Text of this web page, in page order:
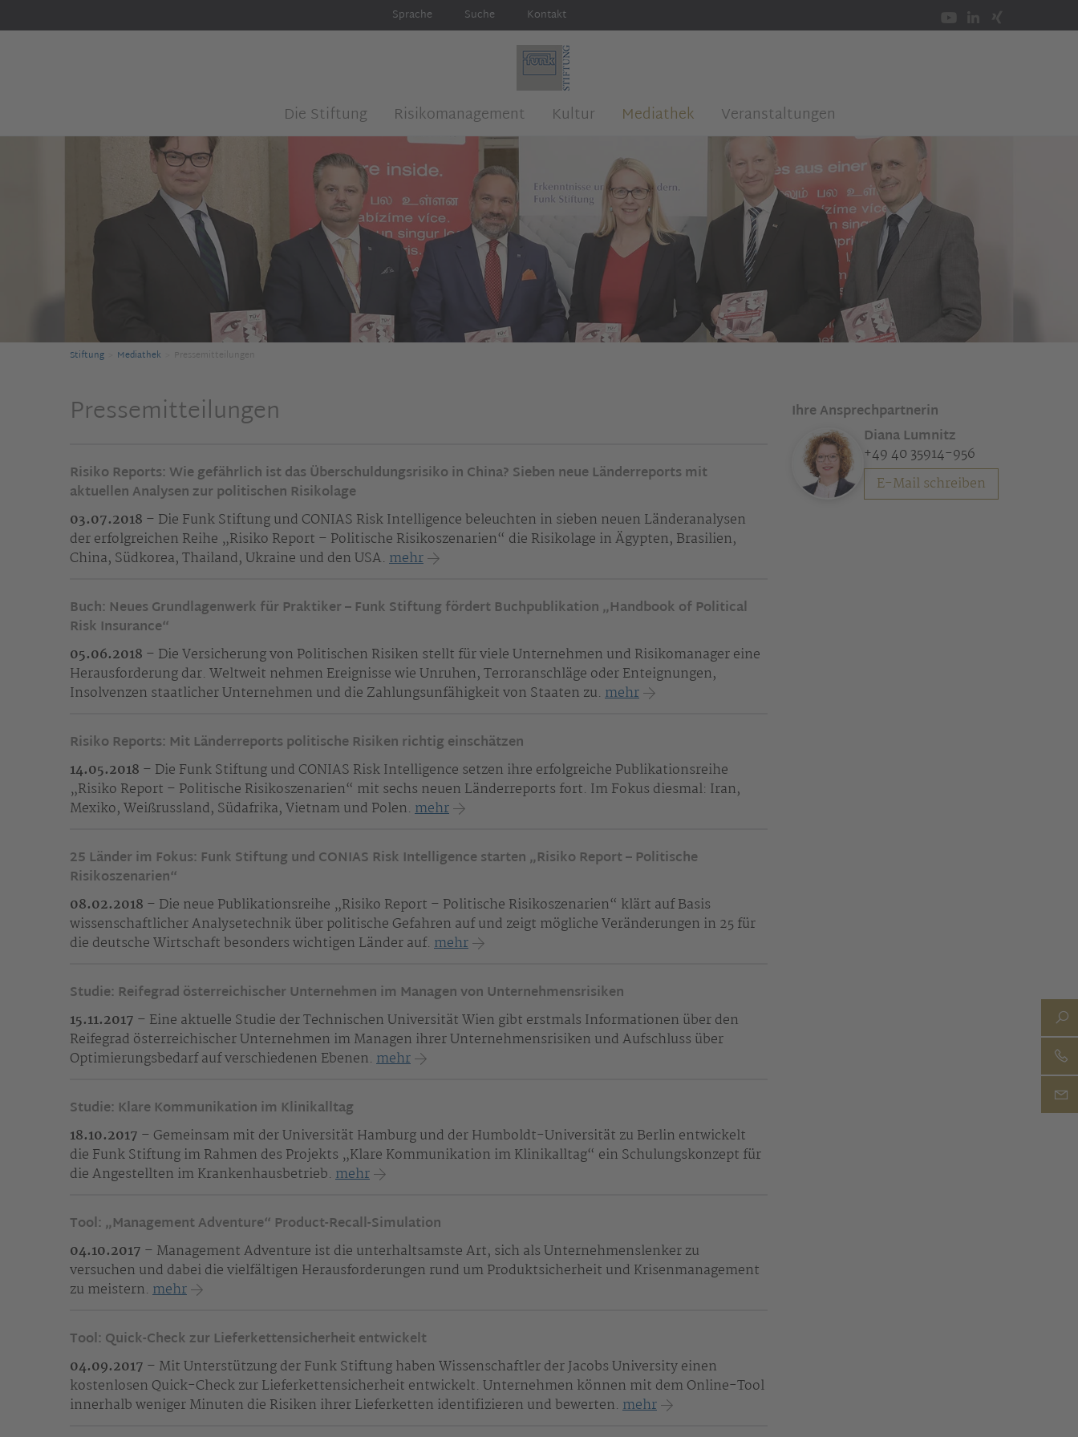
Sprache Suche Kontakt
Die Stiftung Risikomanagement Kultur Mediathek Veranstaltungen
Stiftung Mediathek Pressemitteilungen
Pressemitteilungen
Risiko Reports: Wie gefährlich ist das Überschuldungsrisiko in China? Sieben neue Länderreports mit
aktuellen Analysen zur politischen Risikolage
03.07.2018 – Die Funk Stiftung und CONIAS Risk Intelligence beleuchten in sieben neuen Länderanalysen
der erfolgreichen Reihe „Risiko Report – Politische Risikoszenarien“ die Risikolage in Ägypten, Brasilien,
China, Südkorea, Thailand, Ukraine und den USA. mehr
Buch: Neues Grundlagenwerk für Praktiker – Funk Stiftung fördert Buchpublikation „Handbook of Political
Risk Insurance“
05.06.2018 – Die Versicherung von Politischen Risiken stellt für viele Unternehmen und Risikomanager eine
Herausforderung dar. Weltweit nehmen Ereignisse wie Unruhen, Terroranschläge oder Enteignungen,
Insolvenzen staatlicher Unternehmen und die Zahlungsunfähigkeit von Staaten zu. mehr
Risiko Reports: Mit Länderreports politische Risiken richtig einschätzen
14.05.2018 – Die Funk Stiftung und CONIAS Risk Intelligence setzen ihre erfolgreiche Publikationsreihe
„Risiko Report – Politische Risikoszenarien“ mit sechs neuen Länderreports fort. Im Fokus diesmal: Iran,
Mexiko, Weißrussland, Südafrika, Vietnam und Polen. mehr
25 Länder im Fokus: Funk Stiftung und CONIAS Risk Intelligence starten „Risiko Report – Politische
Risikoszenarien“
08.02.2018 – Die neue Publikationsreihe „Risiko Report – Politische Risikoszenarien“ klärt auf Basis
wissenschaftlicher Analysetechnik über politische Gefahren auf und zeigt mögliche Veränderungen in 25 für
die deutsche Wirtschaft besonders wichtigen Länder auf. mehr
Studie: Reifegrad österreichischer Unternehmen im Managen von Unternehmensrisiken
15.11.2017 – Eine aktuelle Studie der Technischen Universität Wien gibt erstmals Informationen über den
Reifegrad österreichischer Unternehmen im Managen ihrer Unternehmensrisiken und Aufschluss über
Optimierungsbedarf auf verschiedenen Ebenen. mehr
Studie: Klare Kommunikation im Klinikalltag
18.10.2017 – Gemeinsam mit der Universität Hamburg und der Humboldt-Universität zu Berlin entwickelt
die Funk Stiftung im Rahmen des Projekts „Klare Kommunikation im Klinikalltag“ ein Schulungskonzept für
die Angestellten im Krankenhausbetrieb. mehr
Tool: „Management Adventure“ Product-Recall-Simulation
04.10.2017 – Management Adventure ist die unterhaltsamste Art, sich als Unternehmenslenker zu
versuchen und dabei die vielfältigen Herausforderungen rund um Produktsicherheit und Krisenmanagement
zu meistern. mehr
Tool: Quick-Check zur Lieferkettensicherheit entwickelt
04.09.2017 – Mit Unterstützung der Funk Stiftung haben Wissenschaftler der Jacobs University einen
kostenlosen Quick-Check zur Lieferkettensicherheit entwickelt. Unternehmen können mit dem Online-Tool
innerhalb weniger Minuten die Risiken ihrer Lieferketten identifizieren und bewerten. mehr
Ihre Ansprechpartnerin
Diana Lumnitz
+49 40 35914-956
E-Mail schreiben